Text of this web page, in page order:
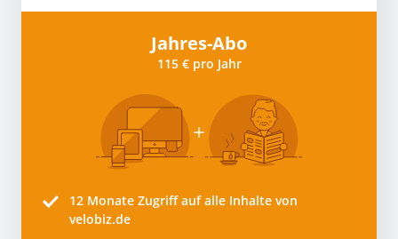
Jahres-Abo
115 € pro Jahr
12 Monate Zugriff auf alle Inhalte von
velobiz.de